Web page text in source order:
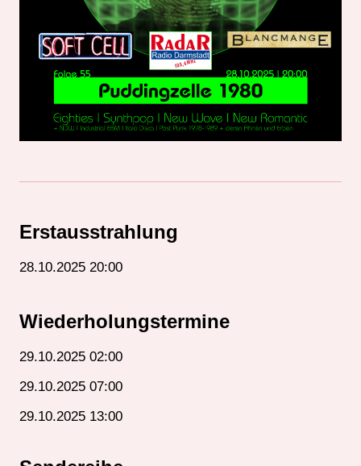
Erstausstrahlung
28.10.2025 20:00
Wiederholungstermine
29.10.2025 02:00
29.10.2025 07:00
29.10.2025 13:00